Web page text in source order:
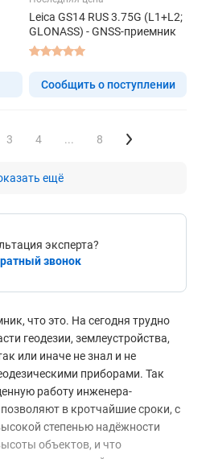
Leica GS14 RUS 3.75G (L1+L2;
GLONASS) - GNSS-приемник
Сообщить о поступлении
3 4 ... 8
ещё
эксперта?
звонок
что это. На сегодня трудно
геодезии, землеустройства,
или иначе не знал и не
приборами. Так
работу инженера-
позволяют в кротчайшие сроки, с
степенью надёжности
объектов, и что